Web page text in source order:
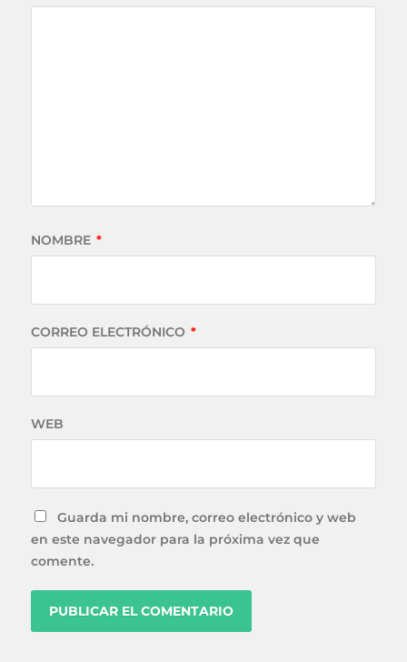
NOMBRE *
CORREO ELECTRÓNICO *
WEB
Guarda mi nombre, correo electrónico y web
en este navegador para la próxima vez que
comente.